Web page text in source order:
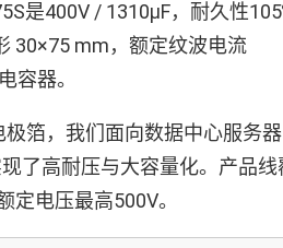
是400V / 1310µF，耐久性
30×75 mm，额定纹波电流
容器。
箔，我们面向数据中心服务
了高耐压与大容量化。产品线
定电压最高500V。